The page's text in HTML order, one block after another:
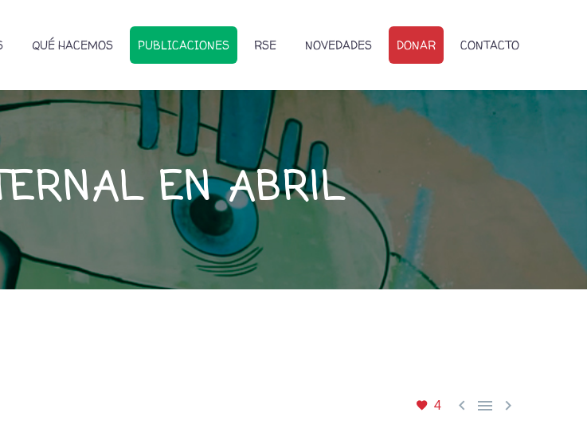
QUÉ HACEMOS PUBLICACIONES RSE NOVEDADES DONAR CONTACTO
EN ABRIL
4   